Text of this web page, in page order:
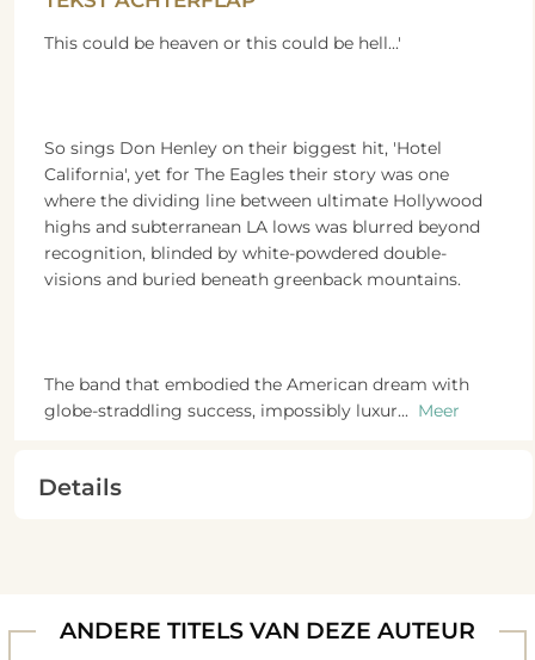
This could be heaven or this could be hell...'
So sings Don Henley on their biggest hit, 'Hotel
California', yet for The Eagles their story was one
where the dividing line between ultimate Hollywood
highs and subterranean LA lows was blurred beyond
recognition, blinded by white-powdered double-
visions and buried beneath greenback mountains.
The band that embodied the American dream with
globe-straddling success, impossibly luxur... Meer
Details
ANDERE TITELS VAN DEZE AUTEUR